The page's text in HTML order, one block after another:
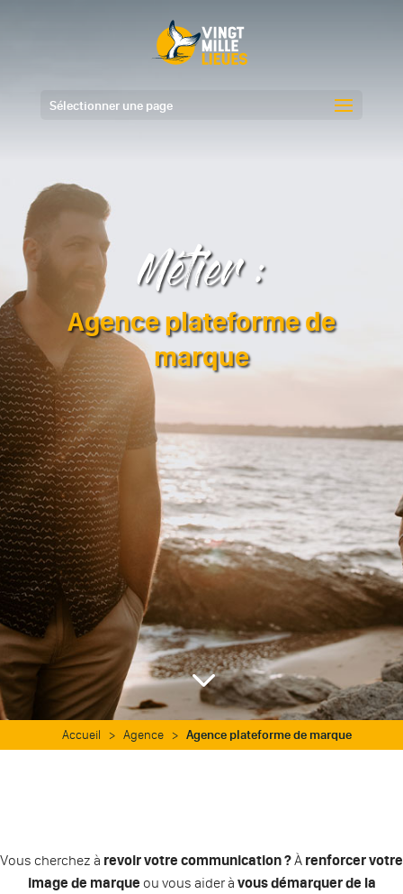
Sélectionner une page
Métier :
Agence plateforme de
marque
3
Accueil > Agence > Agence plateforme de marque
Vous cherchez à revoir votre communication ?À renforcer votre
image de marque ou vous aider à vous démarquer de la